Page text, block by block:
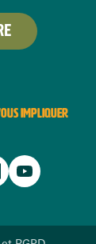
IMPLIQUER